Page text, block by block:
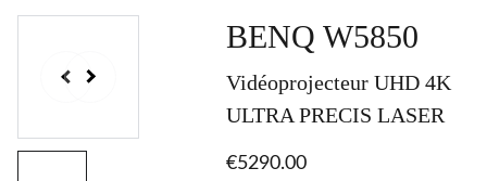
BENQ W5850
Vidéoprojecteur UHD 4K
ULTRA PRECIS LASER
€5290.00